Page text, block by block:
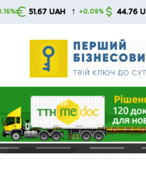
Skip
51.67 UAH ↑ +0.09% 44.76 UAH ↑